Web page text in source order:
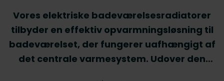
Vores elektriske badeværelsesradiatorer
tilbyder en effektiv opvarmningsløsning til
badeværelset, der fungerer uafhængigt af
det centrale varmesystem. Udover den